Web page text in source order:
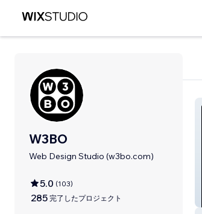
W3BO
Web Design Studio (w3bo.com)
5.0 (103)
285 完了したプロジェクト